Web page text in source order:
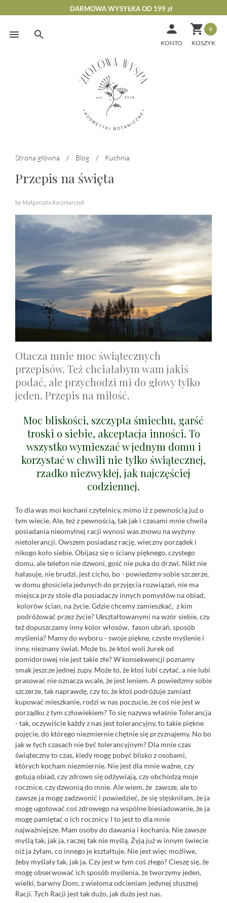
Skip
DARMOWA WYSYŁKA OD 199 zł
 0

KONTO
Strona główna / Blog / Kuchnia
Przepis na święta
by Małgorzata Kaczmarczyk
Otacza mnie moc świątecznych
przepisów. Też chciałabym wam jakiś
podać, ale przychodzi mi do głowy tylko
jeden. Przepis na miłość.
Moc bliskości, szczypta śmiechu, garść
troski o siebie, akceptacja inności. To
wszystko wymieszać w jednym domu i
korzystać w chwili nie tylko świątecznej,
rzadko niezwykłej, jak najczęściej
codziennej.
To dla was moi kochani czytelnicy, mimo iż z pewnością już o
tym wiecie. Ale, też z pewnością, tak jak i czasami mnie chwila
posiadania nieomylnej racji wynosi was znowu na wyżyny
nietolerancji. Owszem posiadasz rację, wieczny porządek i
nikogo koło siebie. Obijasz się o ściany pięknego, czystego
domu, ale telefon nie dzwoni, gość nie puka do drzwi. Nikt nie
hałasuje, nie brudzi, jest cicho, bo - powiedzmy sobie szczerze,
w domu głosiciela jedynych do przyjęcia rozwiązań, nie ma
miejsca przy stole dla posiadaczy innych pomysłów na obiad,
kolorów ścian, na życie. Gdzie chcemy zamieszkać, z kim
podróżować przez życie? Ukształtowanymi na wzór siebie, czy
też dopuszczamy inny kolor włosów, fason ubrań, sposób
myślenia? Mamy do wyboru - swoje piękne, czyste myślenie i
inny, nieznany świat. Może to, że ktoś woli żurek od
pomidorowej nie jest takie złe? W konsekwencji poznamy
smak jeszcze jednej zupy. Może to, że ktoś lubi czytać, a nie lubi
prasować nie oznacza wcale, że jest leniem. A powiedzmy sobie
szczerze, tak naprawdę, czy to, że ktoś podróżuje zamiast
kupować mieszkanie, rodzi w nas poczucie, że coś nie jest w
porządku z tym człowiekiem? To się nazywa właśnie Tolerancja
- tak, oczywiście każdy z nas jest tolerancyjny, to takie piękne
pojęcie, do którego niezmiernie chętnie się przyznajemy. No bo
jak w tych czasach nie być tolerancyjnym? Dla mnie czas
świąteczny to czas, kiedy mogę pobyć blisko z osobami,
których kocham niezmiernie. Nie jest dla mnie ważne, czy
gotują obiad, czy zdrowo się odżywiają, czy obchodzą moje
rocznice, czy dzwonią do mnie. Ale wiem, że zawsze, ale to
zawsze ja mogę zadzwonić i powiedzieć, że się stęskniłam, że ja
mogę ugotować coś zdrowego na wspólne biesiadowanie, że ja
mogę pamiętać o ich rocznicy. I to jest to dla mnie
najważniejsze. Mam osoby do dawania i kochania. Nie zawsze
myślą tak, jak ja, raczej tak nie myślą. Żyją już w innym świecie
niż ja żyłam, co innego je kształtuje. Nie jest więc możliwe,
żeby myślały tak, jak ja. Czy jest w tym coś złego? Cieszę się, że
mogę obserwować ich sposób myślenia, że tworzymy jeden,
wielki, barwny Dom, z wieloma odcieniam jedynej słusznej
Racji. Tych Racji jest tak dużo, jak dużo jest nas.